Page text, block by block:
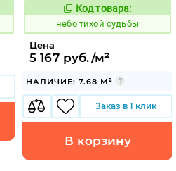
1122099
Код товара:
небо тихой судьбы
Цена
5 167 руб./м²
НАЛИЧИЕ: 7.68 М²
Заказ в 1 клик
В корзину